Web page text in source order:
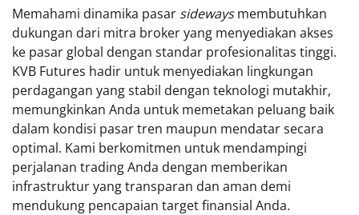
Memahami dinamika pasar sidewaysmembutuhkan
dukungan dari mitra broker yang menyediakan akses
ke pasar global dengan standar profesionalitas tinggi.
KVB Futures hadir untuk menyediakan lingkungan
perdagangan yang stabil dengan teknologi mutakhir,
memungkinkan Anda untuk memetakan peluang baik
dalam kondisi pasar tren maupun mendatar secara
optimal. Kami berkomitmen untuk mendampingi
perjalanan trading Anda dengan memberikan
infrastruktur yang transparan dan aman demi
mendukung pencapaian target finansial Anda.